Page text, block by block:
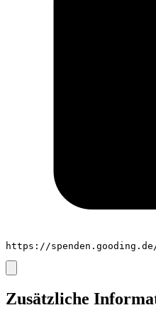
https://
Zusätzliche